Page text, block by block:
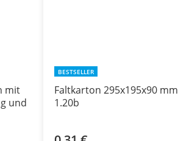
mit
und
BESTSELLER
Faltkarton 295x195x90 mm
1.20b